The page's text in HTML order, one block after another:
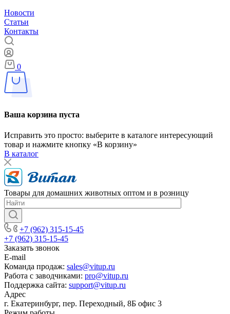
Новости
Статьи
Контакты
0
Ваша корзина пуста
Исправить это просто: выберите в каталоге интересующий
товар и нажмите кнопку «В корзину»
В каталог
Товары для домашних животных оптом и в розницу
+7 (962) 315-15-45
+7 (962) 315-15-45
Заказать звонок
E-mail
Команда продаж: sales@vitup.ru
Работа с заводчиками: pro@vitup.ru
Поддержка сайта: support@vitup.ru
Адрес
г. Екатеринбург, пер. Переходный, 8Б офис 3